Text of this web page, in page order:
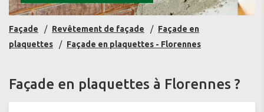
Façade Revêtement de façade
Façade en
plaquettes
Façade en plaquettes - Florennes
Façade en plaquettes à Florennes ?